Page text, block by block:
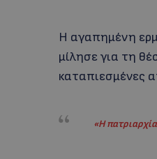
Η αγαπημένη
μίλησε για τη
καταπιεσμένες
«Η